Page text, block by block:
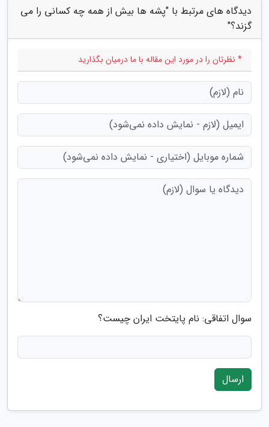
دیدگاه های مرتبط با "پشه ها بیش از همه چه کسانی را می
گزند؟"
* نظرتان را در مورد این مقاله با ما درمیان بگذارید
سوال اتفاقی: نام پایتخت ایران چیست؟
ارسال